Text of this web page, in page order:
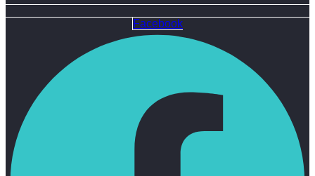
Facebook